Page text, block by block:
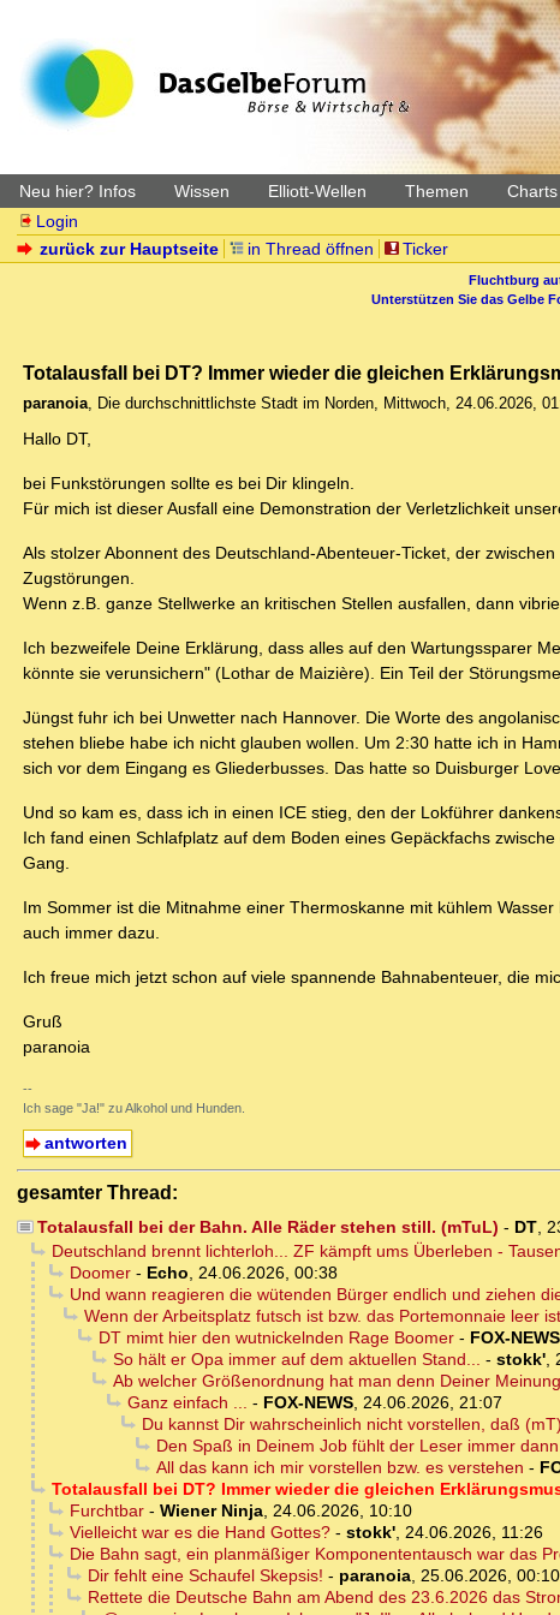
Neu hier? Infos Wissen Elliott-Wellen Themen
Login
zurück zur Hauptseite
in Thread öffnen Ticker
Fluchtburg
Unterstützen Sie das Gelbe
Totalausfall bei DT? Immer wieder die gleichen
paranoia, Die durchschnittlichste Stadt im Norden, Mittwoch, 24.06.2026,
Hallo DT,
bei Funkstörungen sollte es bei Dir klingeln.
Für mich ist dieser Ausfall eine Demonstration der Verletzlichkeit
Als stolzer Abonnent des Deutschland-Abenteuer-Ticket, der
Zugstörungen.
Wenn z.B. ganze Stellwerke an kritischen Stellen ausfallen, dann
Ich bezweifele Deine Erklärung, dass alles auf den Wartungssparer
könnte sie verunsichern" (Lothar de Maizière). Ein Teil der
Jüngst fuhr ich bei Unwetter nach Hannover. Die Worte des
stehen bliebe habe ich nicht glauben wollen. Um 2:30 hatte ich in
sich vor dem Eingang es Gliederbusses. Das hatte so Duisburger
Und so kam es, dass ich in einen ICE stieg, den der Lokführer
Ich fand einen Schlafplatz auf dem Boden eines Gepäckfachs
Gang.
Im Sommer ist die Mitnahme einer Thermoskanne mit kühlem
auch immer dazu.
Ich freue mich jetzt schon auf viele spannende Bahnabenteuer, die
Gruß
paranoia
--
Ich sage "Ja!" zu Alkohol und Hunden.
antworten
gesamter Thread:
Totalausfall bei der Bahn. Alle Räder stehen still. (mTuL) - DT,
Deutschland brennt lichterloh... ZF kämpft ums Überleben -
Doomer- Echo, 24.06.2026, 00:38
Und wann reagieren die wütenden Bürger endlich und ziehen
Wenn der Arbeitsplatz futsch ist bzw. das Portemonnaie leer
DT mimt hier den wutnickelnden Rage Boomer- FOX-NEWS
So hält er Opa immer auf dem aktuellen Stand... - stokk',
Ab welcher Größenordnung hat man denn Deiner
Ganz einfach ... - FOX-NEWS, 24.06.2026, 21:07
Du kannst Dir wahrscheinlich nicht vorstellen, daß (mT)
Den Spaß in Deinem Job fühlt der Leser immer
All das kann ich mir vorstellen bzw. es verstehen -
Totalausfall bei DT? Immer wieder die gleichen
Furchtbar- Wiener Ninja, 24.06.2026, 10:10
Vielleicht war es die Hand Gottes?- stokk', 24.06.2026, 11:26
Die Bahn sagt, ein planmäßiger Komponententausch war das
Dir fehlt eine Schaufel Skepsis! - paranoia, 25.06.2026, 00:10
Rettete die Deutsche Bahn am Abend des 23.6.2026 das